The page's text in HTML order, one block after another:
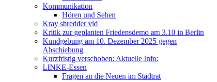
Kommunikation
Hören und Sehen
Kray shredder vid
Kritik zur geplanten Friedensdemo am 3.10 in Berlin
Kundgebung am 10. Dezember 2025 gegen
Abschiebung
Kurzfristig verschoben: Aktuelle Info:
LINKE-Essen
Fragen an die Neuen im Stadtrat